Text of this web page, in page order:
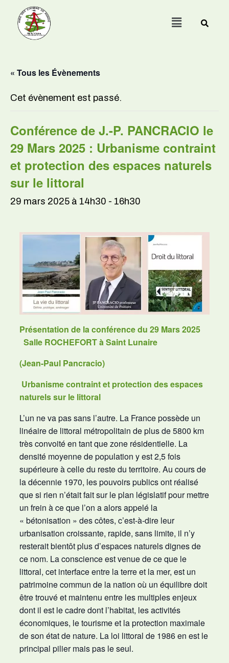
Menu
« Tous les Évènements
Cet évènement est passé.
Conférence de J.-P. PANCRACIO le
29 Mars 2025 : Urbanisme contraint
et protection des espaces naturels
sur le littoral
29 mars 2025 à 14h30 - 16h30
Présentation de la conférence du 29 Mars 2025
Salle ROCHEFORT à Saint Lunaire
(Jean-Paul Pancracio)
Urbanisme contraint et protection des espaces
naturels sur le littoral
L’un ne va pas sans l’autre. La France possède un
linéaire de littoral métropolitain de plus de 5800 km
très convoité en tant que zone résidentielle. La
densité moyenne de population y est 2,5 fois
supérieure à celle du reste du territoire. Au cours de
la décennie 1970, les pouvoirs publics ont réalisé
que si rien n’était fait sur le plan législatif pour mettre
un frein à ce que l’on a alors appelé la
« bétonisation » des côtes, c’est-à-dire leur
urbanisation croissante, rapide, sans limite, il n’y
resterait bientôt plus d’espaces naturels dignes de
ce nom. La conscience est venue de ce que le
littoral, cet interface entre la terre et la mer, est un
patrimoine commun de la nation où un équilibre doit
être trouvé et maintenu entre les multiples enjeux
dont il est le cadre dont l’habitat, les activités
économiques, le tourisme et la protection maximale
de son état de nature. La loi littoral de 1986 en est le
principal pilier mais pas le seul.